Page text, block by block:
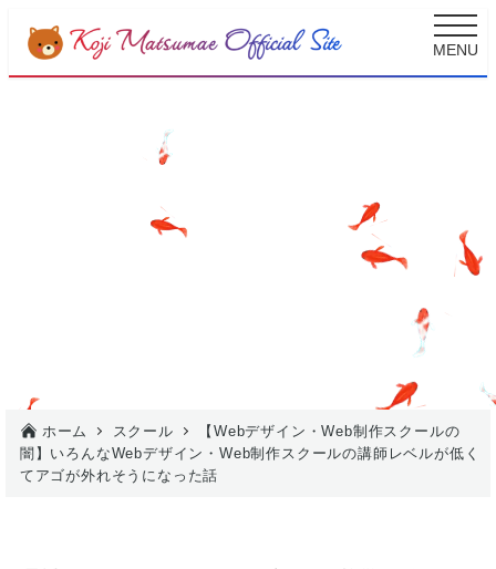
MENU
【Webデザイン・Web制作スクールの
闇】いろんなWebデザイン・Web制作
スクールの講師レベルが低くてアゴが外
ホーム スクール
【Webデザイン・Web制作スクールの
闇】いろんなWebデザイン・Web制作スクールの講師レベルが低く
てアゴが外れそうになった話